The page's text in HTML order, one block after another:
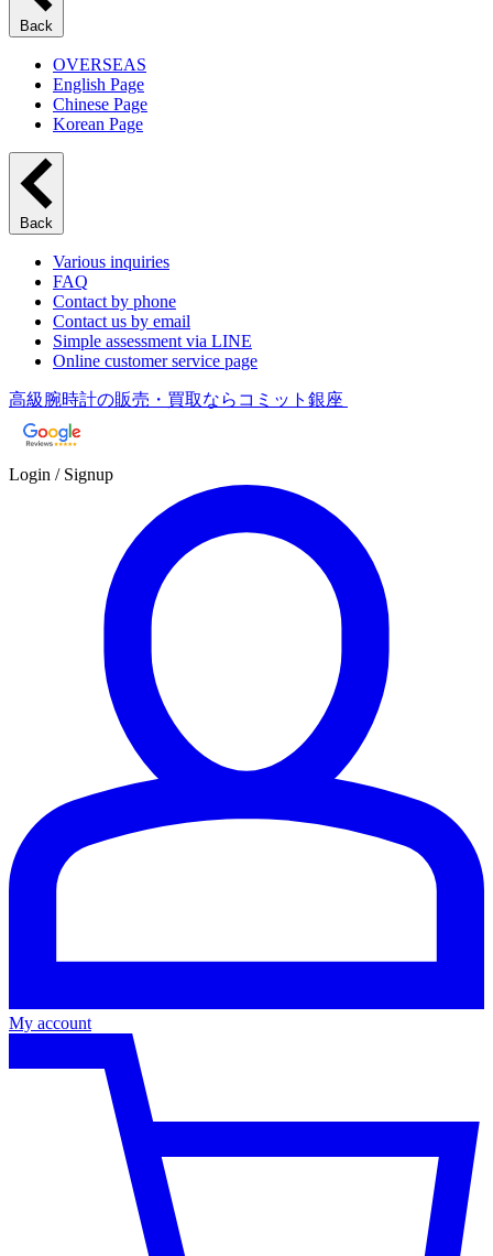
Back
OVERSEAS
English Page
Chinese Page
Korean Page
Back
Various inquiries
FAQ
Contact by phone
Contact us by email
Simple assessment via LINE
Online customer service page
高級腕時計の販売・買取ならコミット銀座
Login / Signup
My account